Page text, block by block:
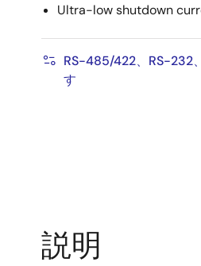
Ultra-low shutdown
RS-485/422、RS-232
す
説明